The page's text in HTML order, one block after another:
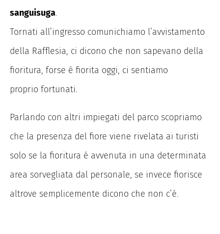
sanguisuga.
Tornati all’ingresso comunichiamo l’avvistamento
della Rafflesia, ci dicono che non sapevano della
fioritura, forse é fiorita oggi, ci sentiamo
proprio fortunati.
Parlando con altri impiegati del parco scopriamo
che la presenza del fiore viene rivelata ai turisti
solo se la fioritura é avvenuta in una determinata
area sorvegliata dal personale, se invece fiorisce
altrove semplicemente dicono che non c’é.